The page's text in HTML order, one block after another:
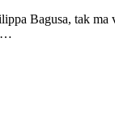
Bagusa, tak